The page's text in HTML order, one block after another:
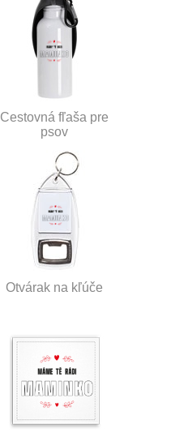
Cestovná fľaša pre
psov
Otvárak na kľúče